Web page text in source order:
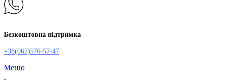
Безкоштовна підтримка
+38(067)576-57-47
Меню